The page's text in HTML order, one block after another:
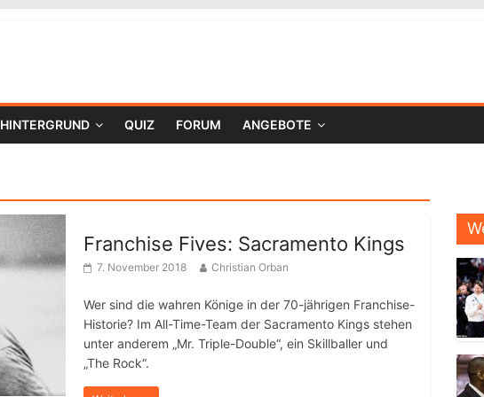
HINTERGRUND QUIZ FORUM ANGEBOTE
Franchise Fives: Sacramento Kings
7. November 2018 Christian Orban
Wer sind die wahren Könige in der 70-jährigen Franchise-
Historie? Im All-Time-Team der Sacramento Kings stehen
unter anderem „Mr. Triple-Double“, ein Skillballer und
„The Rock“.